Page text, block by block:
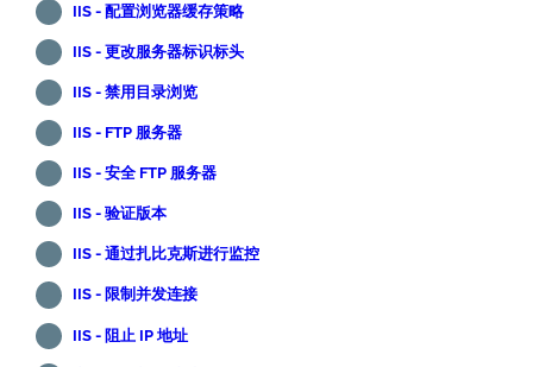
IIS - 配置浏览器缓存策略
IIS - 更改服务器标识标头
IIS - 禁用目录浏览
IIS - FTP 服务器
IIS - 安全 FTP 服务器
IIS - 验证版本
IIS - 通过扎比克斯进行监控
IIS - 限制并发连接
IIS - 阻止 IP 地址